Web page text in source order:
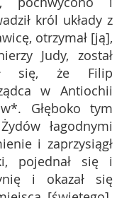
król układy z
otrzymał [ją],
Judy, został
się, że Filip
w Antiochii
Głęboko tym
łagodnymi
i zaprzysiągł
pojednał się i
i okazał się